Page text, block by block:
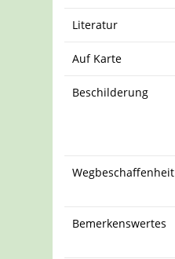
Literatur
Auf Karte
Beschilderung
Wegbeschaffenheit
Bemerkenswertes